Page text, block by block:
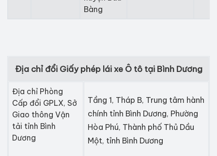
Bàng
Địa chỉ đổi Giấy phép lái xe Ô tô tại Bình Dương
Địa chỉ Phòng
Cấp đổi GPLX, Sở
Giao thông Vận
tải tỉnh Bình
Dương
Tầng 1, Tháp B, Trung tâm hành
chính tỉnh Bình Dương, Phường
Hòa Phú, Thành phố Thủ Dầu
Một, tỉnh Bình Dương